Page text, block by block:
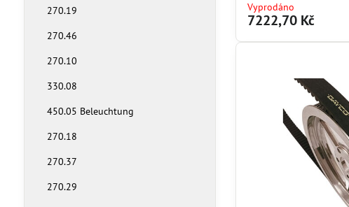
Vyprodáno
7222,70 Kč
270.19
270.46
270.10
330.08
450.05 Beleuchtung
270.18
270.37
270.29